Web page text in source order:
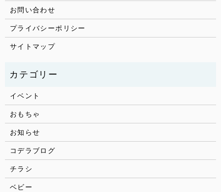
お問い合わせ
プライバシーポリシー
サイトマップ
イベント
おもちゃ
お知らせ
コデラブログ
チラシ
ベビー